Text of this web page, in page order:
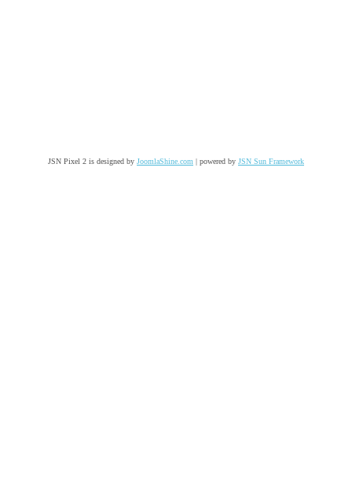
JSN Pixel 2 is designed by JoomlaShine.com | powered by JSN Sun Framework